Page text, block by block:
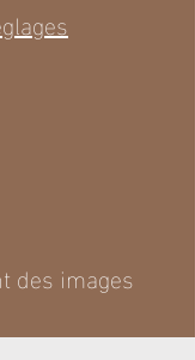
des images